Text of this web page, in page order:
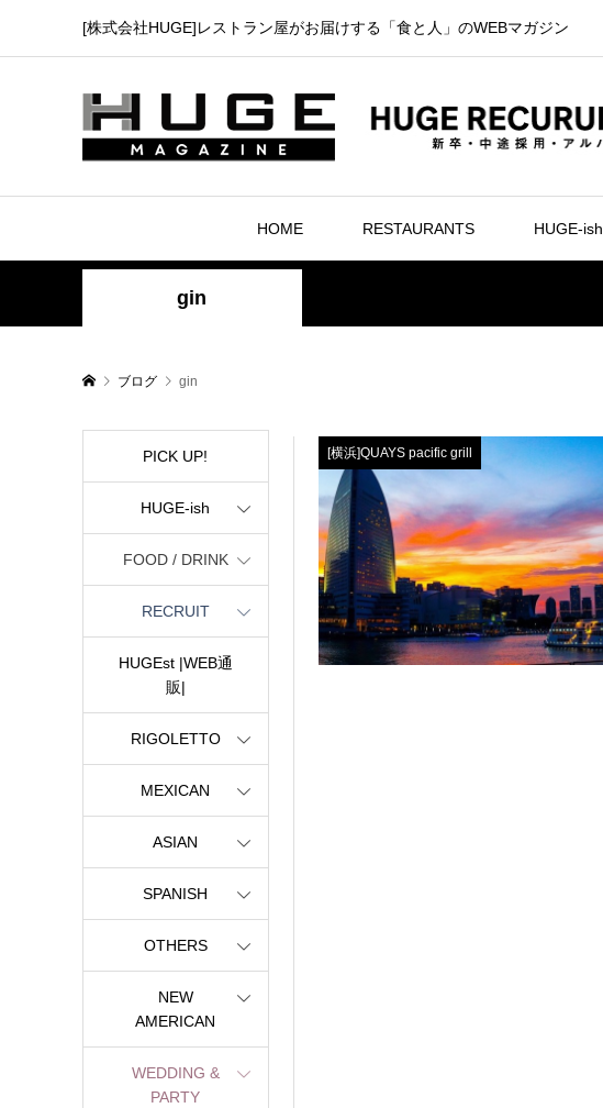
[株式会社HUGE]レストラン屋がお届けする「食と人」のWEBマガジン
HOME RESTAURANTS HUGE-ish
gin
ブログ gin
[横浜]QUAYS pacific grill
PICK UP!
HUGE-ish
FOOD / DRINK
RECRUIT
HUGEst |WEB通
販|
RIGOLETTO
MEXICAN
ASIAN
SPANISH
OTHERS
NEW
AMERICAN
WEDDING &
PARTY